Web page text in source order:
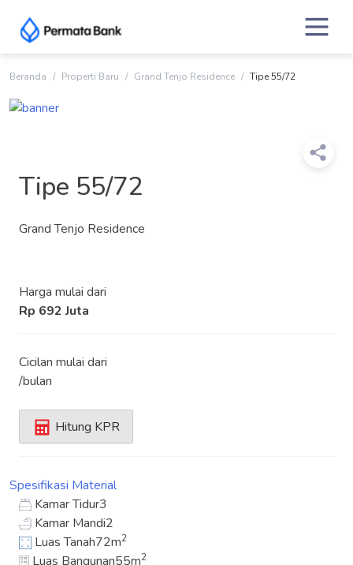
content
Beranda Properti Baru Grand Tenjo Residence Tipe 55/72
Tipe 55/72
Grand Tenjo Residence
Harga mulai dari
Rp 692 Juta
Cicilan mulai dari
/bulan
Hitung KPR
Spesifikasi Material
Kamar Tidur3
Kamar Mandi2
Luas Tanah72m2
Luas Bangunan55m2